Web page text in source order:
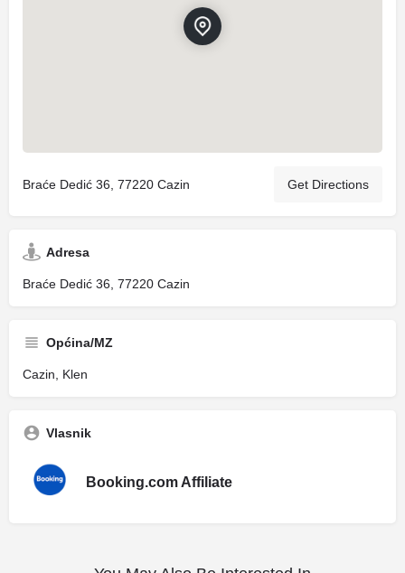
Braće Dedić 36, 77220 Cazin Get Directions
Adresa
Braće Dedić 36, 77220 Cazin
Općina/MZ
Cazin, Klen
Vlasnik
Booking.com Affiliate